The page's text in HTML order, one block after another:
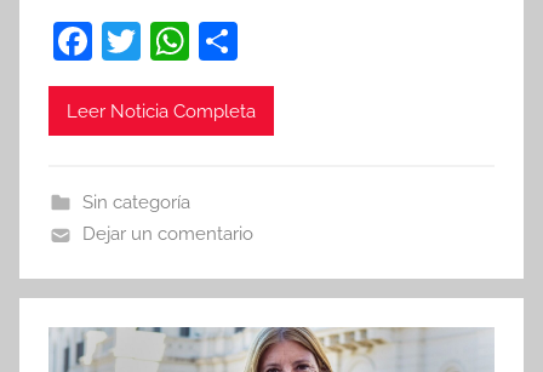
F
a
c
b
o
o
k
T
w
itt
W
h
at
A
p
p
o
m
tir
Leer Noticia Completa
Sin categoría
Dejar un comentario